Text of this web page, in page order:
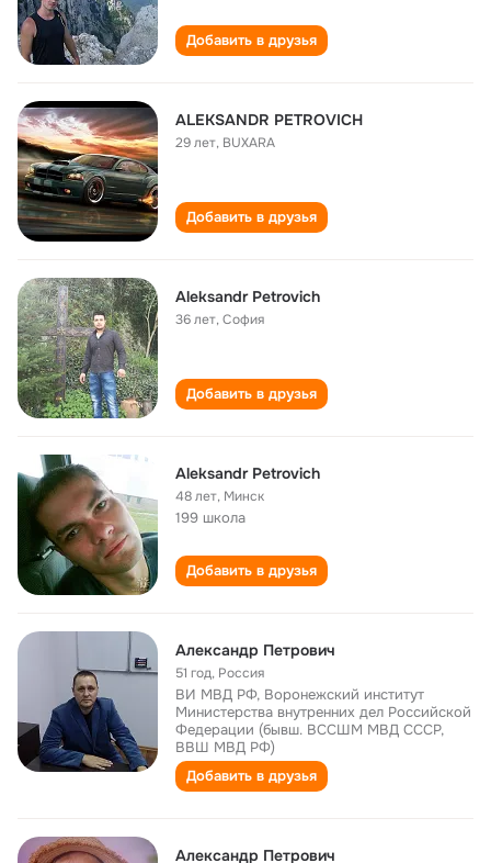
Добавить в друзья
ALEKSANDR PETROVICH
29 лет, BUXARA
Добавить в друзья
Aleksandr Petrovich
36 лет,София
Добавить в друзья
Aleksandr Petrovich
48 лет, Минск
199 школа
Добавить в друзья
Александр Петрович
51 год, Россия
ВИ МВД РФ, Воронежский институт
Министерства внутренних дел Российской
Федерации (бывш. ВССШМ МВД СССР,
ВВШ МВД РФ)
Добавить в друзья
Aлександр Петрович